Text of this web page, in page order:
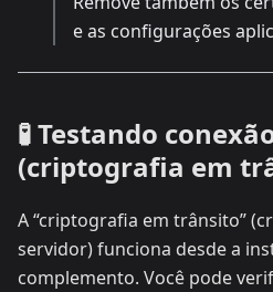
e as configurações
🧪 Testando
(criptografia em
A “criptografia em trânsito”
servidor) funciona desde a
complemento. Você pode